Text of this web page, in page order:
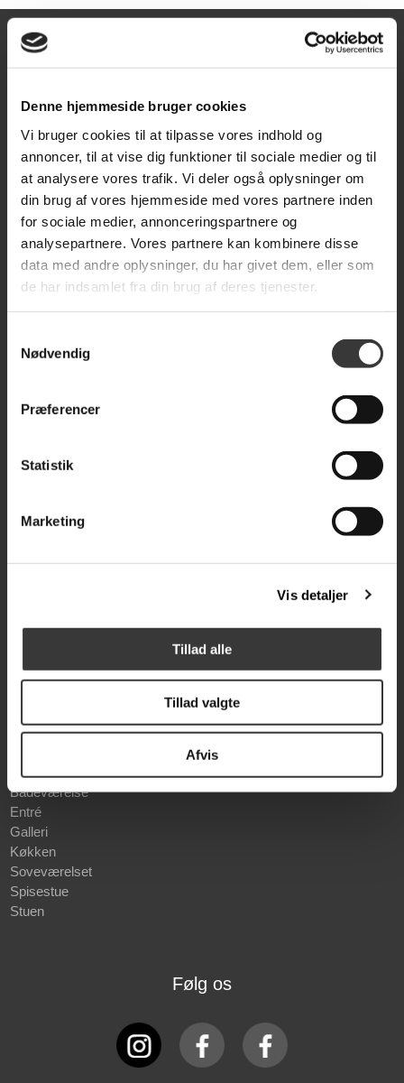
Denne hjemmeside bruger cookies
Vi bruger cookies til at tilpasse vores indhold og
annoncer, til at vise dig funktioner til sociale medier og til
at analysere vores trafik. Vi deler også oplysninger om
din brug af vores hjemmeside med vores partnere inden
for sociale medier, annonceringspartnere og
analysepartnere. Vores partnere kan kombinere disse
data med andre oplysninger, du har givet dem, eller som
de har indsamlet fra din brug af deres tjenester.
Nødvendig
Præferencer
Statistik
Marketing
Vis detaljer
Tillad alle
Tillad valgte
Afvis
Åbningstider
Tirsdag
Onsdag
Torsdag
10:00-17:30
Fredag
10:00-17:30
Lørdag
Søndag
Lukket
KONTAKT OS
Hjem
Tilbud
Kontakt os
Indkøbskurv
Forretningsvilkår
Prismatch
Belysning
Boligtilbehør
Opbevaring
Musik/Lyd
Gave idéer
Badeværelse
Entré
Galleri
Køkken
Soveværelset
Spisestue
Stuen
Følg os